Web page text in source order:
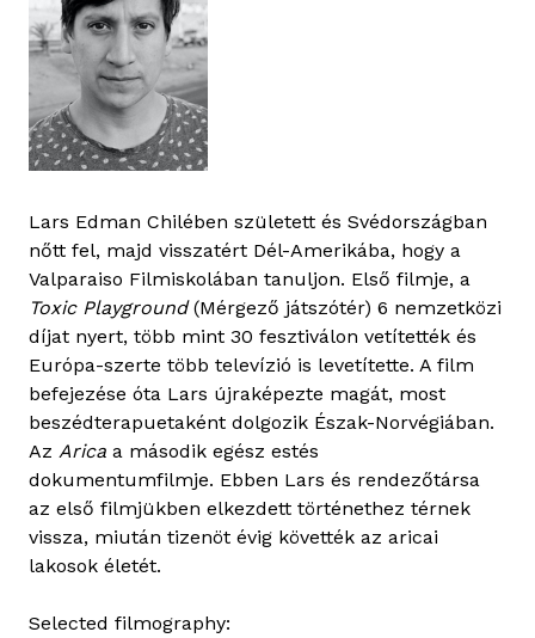
Lars Edman Chilében született és Svédországban
nőtt fel, majd visszatért Dél-Amerikába, hogy a
Valparaiso Filmiskolában tanuljon. Első filmje, a
Toxic Playground(Mérgező játszótér) 6 nemzetközi
díjat nyert, több mint 30 fesztiválon vetítették és
Európa-szerte több televízió is levetítette. A film
befejezése óta Lars újraképezte magát, most
beszédterapuetaként dolgozik Észak-Norvégiában.
Az Arica a második egész estés
dokumentumfilmje. Ebben Lars és rendezőtársa
az első filmjükben elkezdett történethez térnek
vissza, miután tizenöt évig követték az aricai
lakosok életét.
Selected filmography: